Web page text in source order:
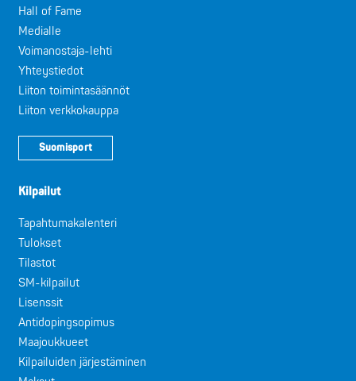
Hall of Fame
Medialle
Voimanostaja-lehti
Yhteystiedot
Liiton toimintasäännöt
Liiton verkkokauppa
Suomisport
Kilpailut
Tapahtumakalenteri
Tulokset
Tilastot
SM-kilpailut
Lisenssit
Antidopingsopimus
Maajoukkueet
Kilpailuiden järjestäminen